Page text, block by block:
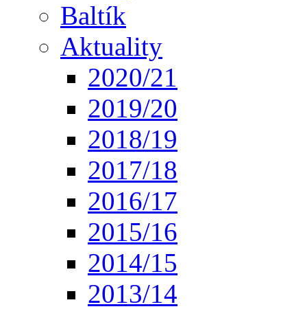
Baltík
Aktuality
2020/21
2019/20
2018/19
2017/18
2016/17
2015/16
2014/15
2013/14